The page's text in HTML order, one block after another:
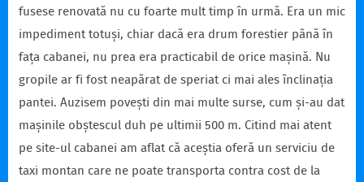
fusese renovată nu cu foarte mult timp în urmă. Era un mic
impediment totuși, chiar dacă era drum forestier până în
fața cabanei, nu prea era practicabil de orice mașină. Nu
gropile ar fi fost neapărat de speriat ci mai ales înclinația
pantei. Auzisem povești din mai multe surse, cum și-au dat
mașinile obștescul duh pe ultimii 500 m. Citind mai atent
pe site-ul cabanei am aflat că aceștia oferă un serviciu de
taxi montan care ne poate transporta contra cost de la